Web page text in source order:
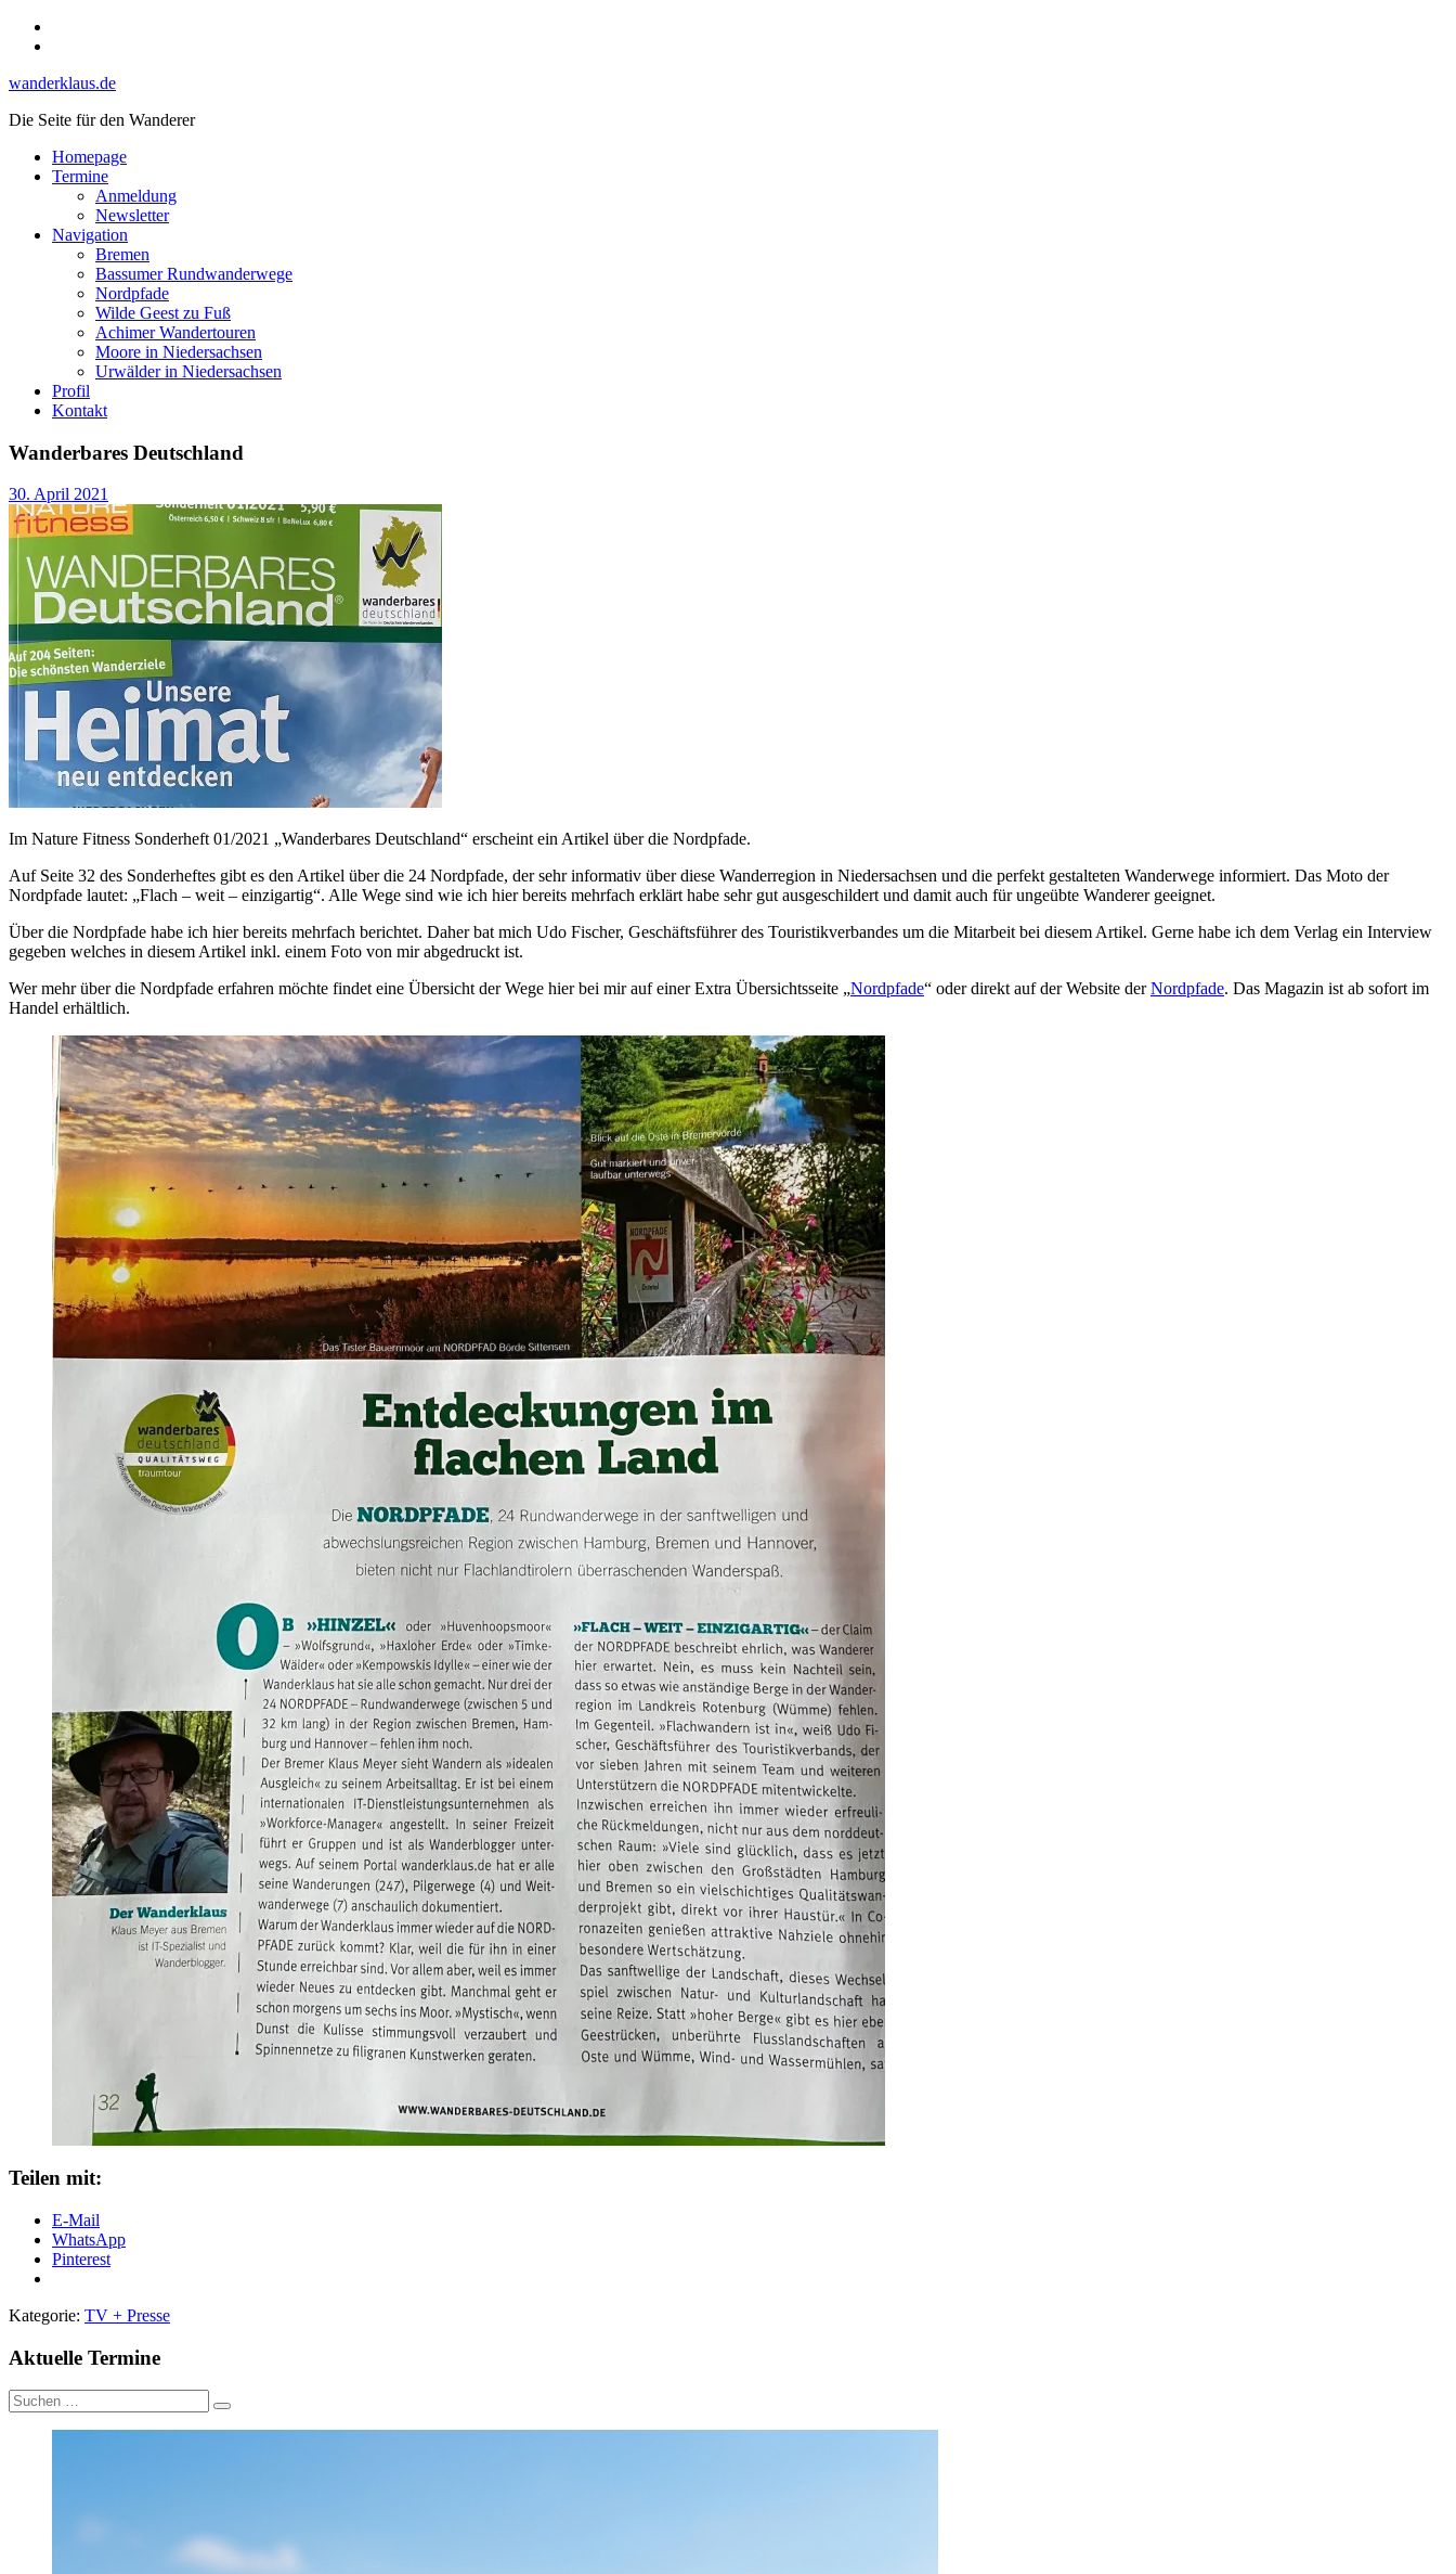
Skip
wanderklaus.de
Die Seite für den Wanderer
Homepage
Termine
Anmeldung
Newsletter
Navigation
Bremen
Bassumer Rundwanderwege
Nordpfade
Wilde Geest zu Fuß
Achimer Wandertouren
Moore in Niedersachsen
Urwälder in Niedersachsen
Profil
Kontakt
Wanderbares Deutschland
30. April 2021
Im Nature Fitness Sonderheft 01/2021 „Wanderbares Deutschland“ erscheint ein Artikel über die Nordpfade.
Auf Seite 32 des Sonderheftes gibt es den Artikel über die 24 Nordpfade, der sehr informativ über diese Wanderregion in Niedersachsen und die perfekt gestalteten Wanderwege informiert. Das Moto der
Nordpfade lautet: „Flach – weit – einzigartig“. Alle Wege sind wie ich hier bereits mehrfach erklärt habe sehr gut ausgeschildert und damit auch für ungeübte Wanderer geeignet.
Über die Nordpfade habe ich hier bereits mehrfach berichtet. Daher bat mich Udo Fischer, Geschäftsführer des Touristikverbandes um die Mitarbeit bei diesem Artikel. Gerne habe ich dem Verlag ein Interview
gegeben welches in diesem Artikel inkl. einem Foto von mir abgedruckt ist.
Wer mehr über die Nordpfade erfahren möchte findet eine Übersicht der Wege hier bei mir auf einer Extra Übersichtsseite „Nordpfade“ oder direkt auf der Website derNordpfade. Das Magazin ist ab sofort im
Handel erhältlich.
Teilen mit:
E-Mail
WhatsApp
Pinterest
Kategorie: TV + Presse
Aktuelle Termine
Suche
nach: